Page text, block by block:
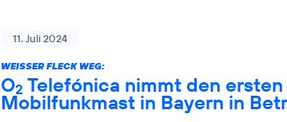
11. Juli 2024
WEISSER FLECK WEG:
O2 Telefónica nimmt den
Mobilfunkmast in Bayern in